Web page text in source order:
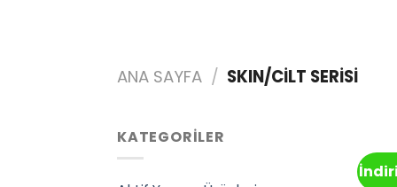
ANA SAYFA / SKIN/CILT SERISI
KATEGORILER